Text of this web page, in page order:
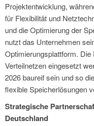
Projektentwicklung,
für Flexibilität und
und die Optimierung der
nutzt das Unternehmen
Optimierungsplattform.
Verteilnetzen eingesetzt
2026 baureif sein und so
flexible Speicherlösungen
Strategische
Deutschland